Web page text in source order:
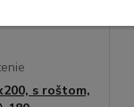
s roštom,